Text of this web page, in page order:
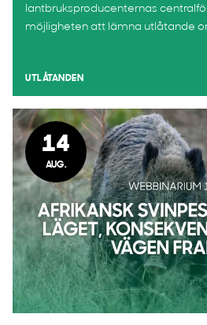
lantbruksproducenternas
möjligheten att lämna utlåtande
UTLÅTANDEN
14
AUG.